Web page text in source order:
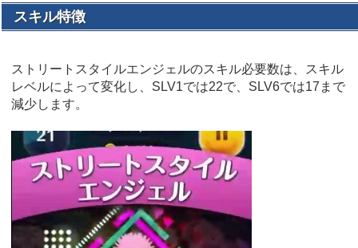
スキル特徴
ストリートスタイルエンジェルのスキル必要数は、スキル
レベルによって変化し、SLV1では22で、SLV6では17まで
減少します。